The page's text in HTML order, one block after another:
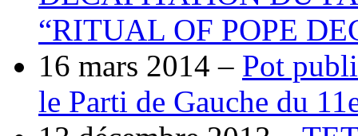
“RITUAL OF POPE
16 mars 2014 – Pot
le Parti de Gauche du